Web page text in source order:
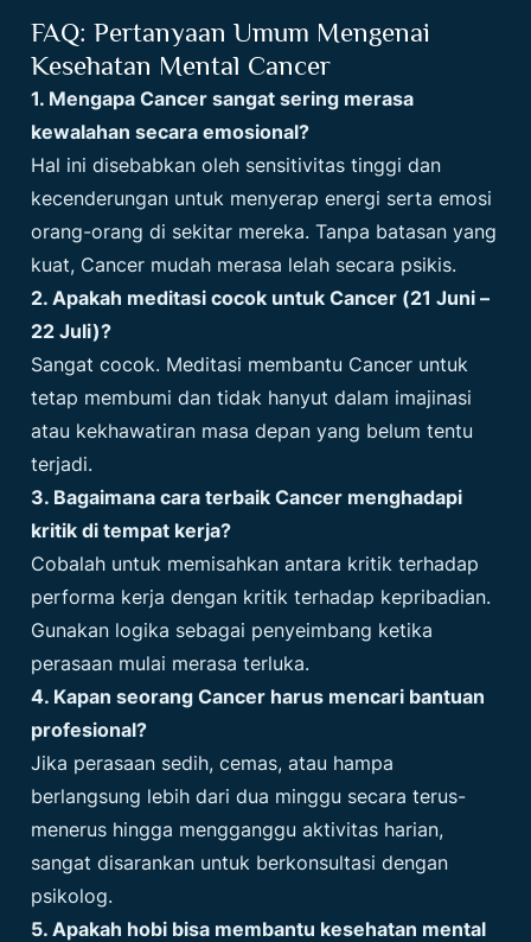
FAQ: Pertanyaan Umum Mengenai
Kesehatan Mental Cancer
1. Mengapa Cancer sangat sering merasa
kewalahan secara emosional?
Hal ini disebabkan oleh sensitivitas tinggi dan
kecenderungan untuk menyerap energi serta emosi
orang-orang di sekitar mereka. Tanpa batasan yang
kuat, Cancer mudah merasa lelah secara psikis.
2. Apakah meditasi cocok untuk Cancer (21 Juni –
22 Juli)?
Sangat cocok. Meditasi membantu Cancer untuk
tetap membumi dan tidak hanyut dalam imajinasi
atau kekhawatiran masa depan yang belum tentu
terjadi.
3. Bagaimana cara terbaik Cancer menghadapi
kritik di tempat kerja?
Cobalah untuk memisahkan antara kritik terhadap
performa kerja dengan kritik terhadap kepribadian.
Gunakan logika sebagai penyeimbang ketika
perasaan mulai merasa terluka.
4. Kapan seorang Cancer harus mencari bantuan
profesional?
Jika perasaan sedih, cemas, atau hampa
berlangsung lebih dari dua minggu secara terus-
menerus hingga mengganggu aktivitas harian,
sangat disarankan untuk berkonsultasi dengan
psikolog.
5. Apakah hobi bisa membantu kesehatan mental